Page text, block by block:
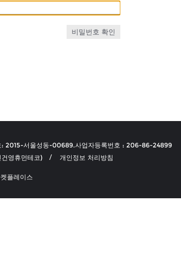
비밀번호 확인
: 2015-서울성동-00689.사업자등록번호 : 206-86-24899
영휴먼테코)
개인정보 처리방침
플레이스